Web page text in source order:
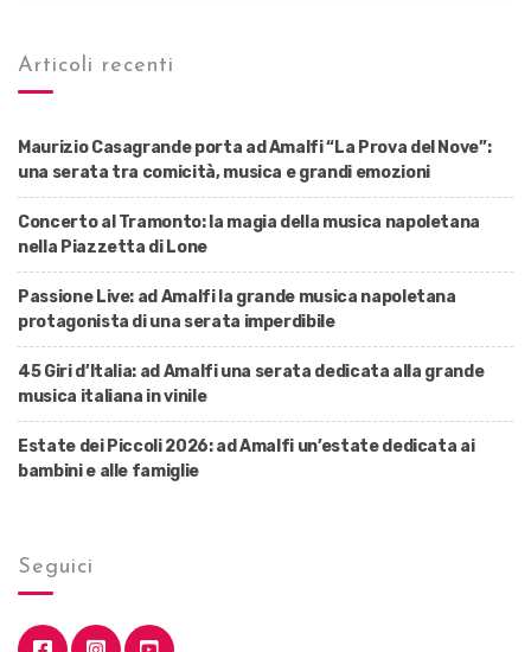
Articoli recenti
Maurizio Casagrande porta ad Amalfi “La Prova del Nove”:
una serata tra comicità, musica e grandi emozioni
Concerto al Tramonto: la magia della musica napoletana
nella Piazzetta di Lone
Passione Live: ad Amalfi la grande musica napoletana
protagonista di una serata imperdibile
45 Giri d’Italia: ad Amalfi una serata dedicata alla grande
musica italiana in vinile
Estate dei Piccoli 2026: ad Amalfi un’estate dedicata ai
bambini e alle famiglie
Seguici